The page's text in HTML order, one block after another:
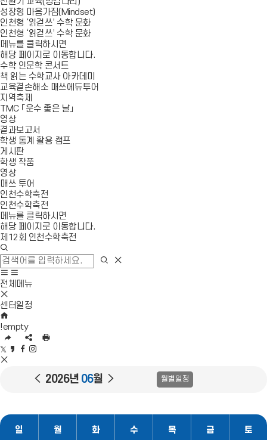
성장형 마음가짐(Mindset)
인천형 ‘읽걷쓰’ 수학 문화
인천형 ‘읽걷쓰’ 수학 문화
메뉴를 클릭하시면
해당 페이지로 이동합니다.
수학 인문학 콘서트
책 읽는 수학교사 아카데미
교육결손해소 매쓰에듀투어
지역축제
TMC 「운수 좋은 날」
영상
결과보고서
학생 통계 활용 캠프
게시판
학생 작품
영상
매쓰 투어
인천수학축전
인천수학축전
메뉴를 클릭하시면
해당 페이지로 이동합니다.
제12회 인천수학축전
검
색
창
열
기
검 검
사
이
트
맵
이
동
모
바
메
열
기
전체메뉴
모
바
일
메
뉴
닫
기
센터일정
H
O
M
E
!empty
R
S
N
유
펼
인
트
위
카
공
유
페 인
그
유
S
영
이 2026년 06월 다
월별일정
일
일 월 화 수 목 금 토